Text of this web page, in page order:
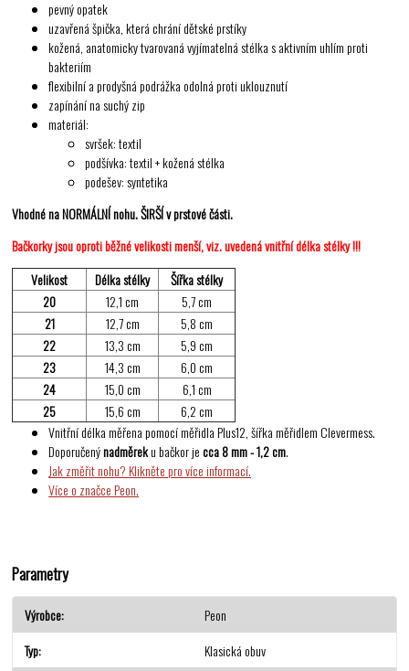
pevný opatek
uzavřená špička, která chrání dětské prstíky
kožená, anatomicky tvarovaná vyjímatelná stélka s aktivním uhlím proti
bakteriím
flexibilní a prodyšná podrážka odolná proti uklouznutí
zapínání na suchý zip
materiál:
svršek: textil
podšívka: textil + kožená stélka
podešev: syntetika
Vhodné na NORMÁLNÍ nohu. ŠIRŠÍ v prstové části.
Bačkorky jsou oproti běžné velikosti menší, viz. uvedená vnitřní délka stélky !!!
Velikost
Délka stélky
Šířka stélky
20
12,1 cm
5,7 cm
21
12,7 cm
5,8 cm
22
13,3 cm
5,9 cm
23
14,3 cm
6,0 cm
24
15,0 cm
6,1 cm
25
15,6 cm
6,2 cm
Vnitřní délka měřena pomocí měřidla Plus12, šířka měřidlem Clevermess.
Doporučenýnadměreku bačkor jecca 8 mm - 1,2 cm.
Jak změřit nohu? Klikněte pro více informací.
Více o značce Peon.
Parametry
Výrobce
Peon
Typ
Klasická obuv